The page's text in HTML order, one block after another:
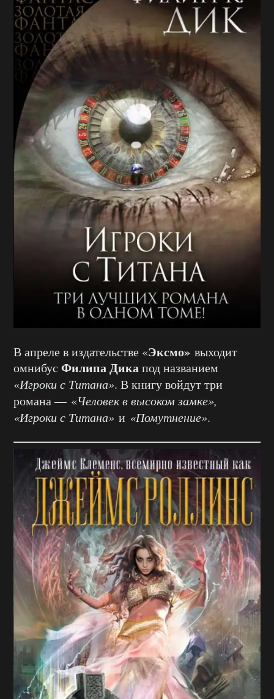
В апреле в издательстве «Эксмо» выходит
омнибус Филипа Дикапод названием
«Игроки с Титана». В книгу войдут три
романа — «Человек в высоком замке»,
«Игроки с Титана» и «Помутнение».